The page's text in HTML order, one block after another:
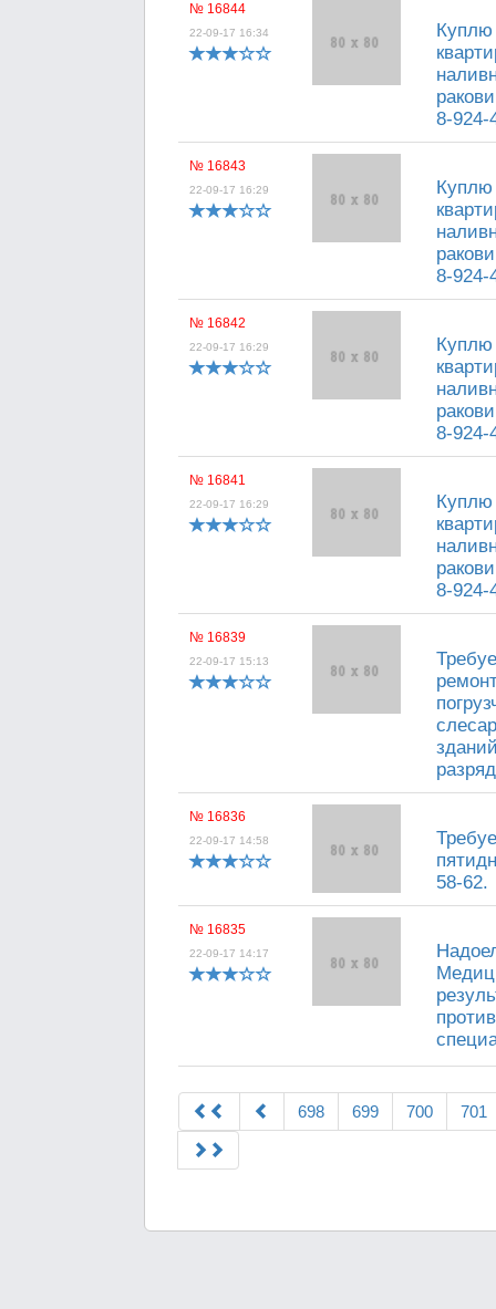
№ 16844
22-09-17 16:34
Куплю
8-924-
№ 16843
22-09-17 16:29
Куплю
8-924-
№ 16842
22-09-17 16:29
Куплю
8-924-
№ 16841
22-09-17 16:29
Куплю
8-924-
№ 16839
22-09-17 15:13
№ 16836
22-09-17 14:58
58-62.
№ 16835
22-09-17 14:17
698 699 700 701